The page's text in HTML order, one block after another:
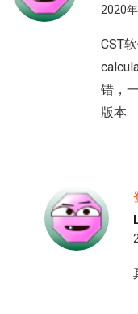
2020
CST
错，
版本